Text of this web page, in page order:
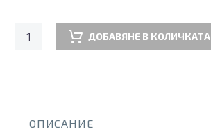
количество
за
ДОБАВЯНЕ В КОЛИЧКАТА
ОПИСАНИЕ